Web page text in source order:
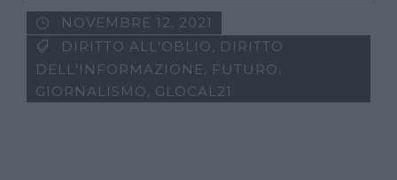
NOVEMBRE 12, 2021
DIRITTO ALL'OBLIO, DIRITTO
DELL'INFORMAZIONE, FUTURO,
GIORNALISMO, GLOCAL21